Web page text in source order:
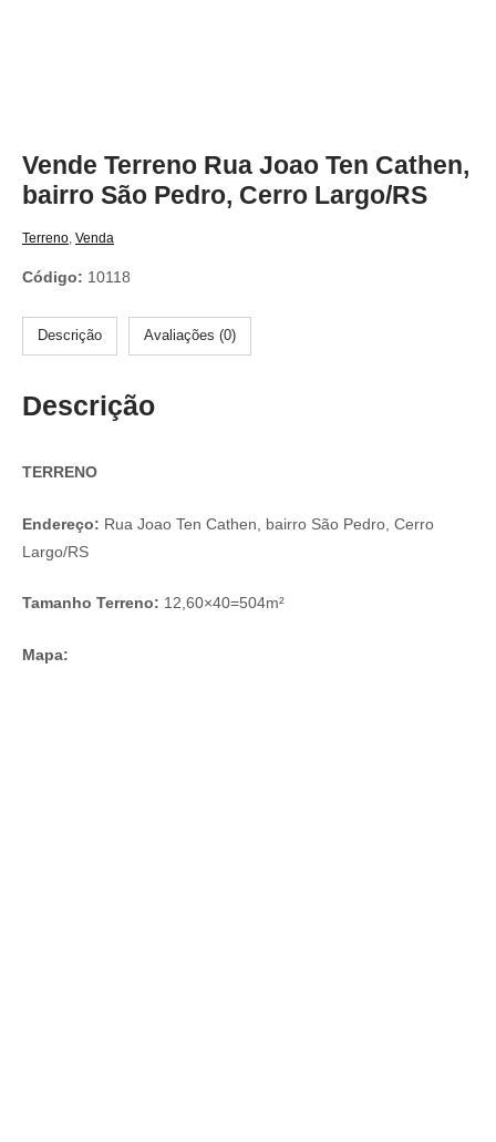
Vende Terreno Rua Joao Ten Cathen,
bairro São Pedro, Cerro Largo/RS
Terreno, Venda
Código: 10118
Descrição Avaliações (0)
Descrição
TERRENO
Endereço: Rua Joao Ten Cathen, bairro São Pedro, Cerro
Largo/RS
Tamanho Terreno: 12,60×40=504m²
Mapa: